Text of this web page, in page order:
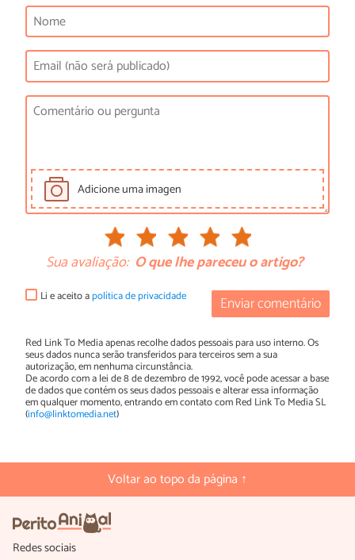
Adicione uma imagen
Sua avaliação: O que lhe pareceu o artigo?
Enviar comentário
Li e aceito apolítica de privacidade
Red Link To Media apenas recolhe dados pessoais para uso interno. Os
seus dados nunca serão transferidos para terceiros sem a sua
autorização, em nenhuma circunstância.
De acordo com a lei de 8 de dezembro de 1992, você pode acessar a base
de dados que contém os seus dados pessoais e alterar essa informação
em qualquer momento, entrando em contato com Red Link To Media SL
(info@linktomedia.net)
Voltar ao topo da página ↑
Redes sociais